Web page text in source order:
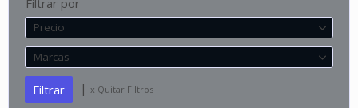
Filtrar por
Precio
Marcas
| x Quitar Filtros